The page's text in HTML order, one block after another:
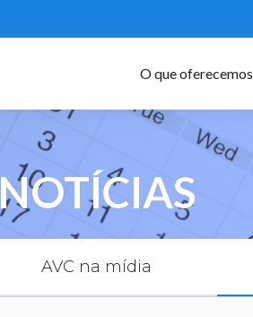
O que oferecemos
NOTÍCIAS
AVC na mídia